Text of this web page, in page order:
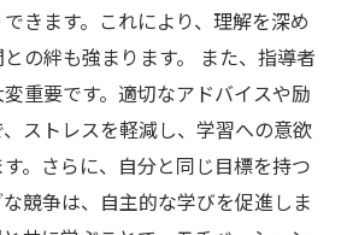
きます。これにより、理解を深め
の絆も強まります。 また、指導者
重要です。適切なアドバイスや励
ストレスを軽減し、学習への意欲
。さらに、自分と同じ目標を持つ
競争は、自主的な学びを促進しま